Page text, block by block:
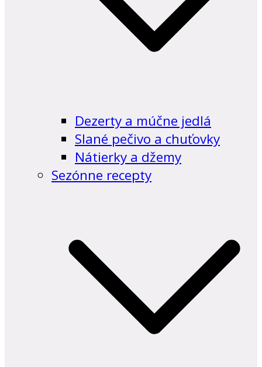
Dezerty a múčne jedlá
Slané pečivo a chuťovky
Nátierky a džemy
Sezónne recepty